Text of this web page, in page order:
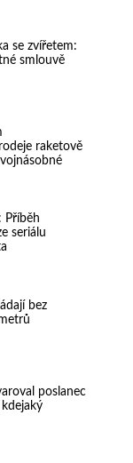
se zvířetem:
smlouvě
raketově
Příběh
seriálu
bez
poslanec
kdejaký